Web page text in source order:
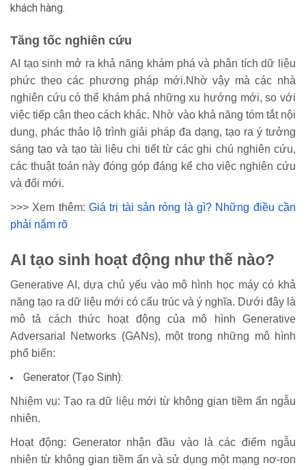
khách hàng.
Tăng tốc nghiên cứu
AI tạo sinh mở ra khả năng khám phá và phân tích dữ liệu
phức theo các phương pháp mới.Nhờ vậy mà các nhà
nghiên cứu có thể khám phá những xu hướng mới, so với
việc tiếp cận theo cách khác. Nhờ vào khả năng tóm tắt nội
dung, phác thảo lộ trình giải pháp đa dạng, tạo ra ý tưởng
sáng tạo và tạo tài liệu chi tiết từ các ghi chú nghiên cứu,
các thuật toán này đóng góp đáng kể cho việc nghiên cứu
và đổi mới.
>>> Xem thêm: Giá trị tài sản ròng là gì? Những điều cần
phải nắm rõ
AI tạo sinh hoạt động như thế nào?
Generative AI, dựa chủ yếu vào mô hình học máy có khả
năng tạo ra dữ liệu mới có cấu trúc và ý nghĩa. Dưới đây là
mô tả cách thức hoạt động của mô hình Generative
Adversarial Networks (GANs), một trong những mô hình
phổ biến:
Generator (Tạo Sinh):
Nhiệm vụ: Tạo ra dữ liệu mới từ không gian tiềm ẩn ngẫu
nhiên.
Hoạt động: Generator nhận đầu vào là các điểm ngẫu
nhiên từ không gian tiềm ẩn và sử dụng một mạng nơ-ron